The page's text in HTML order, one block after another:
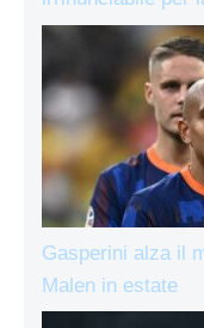
Gasperini alza il
Malen in estate